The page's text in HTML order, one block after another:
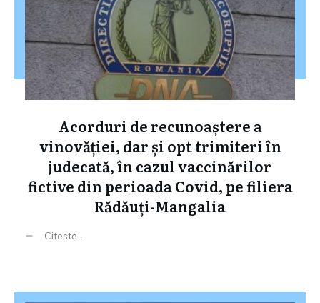
Acorduri de recunoaștere a
vinovăției, dar și opt trimiteri în
judecată, în cazul vaccinărilor
fictive din perioada Covid, pe filiera
Rădăuți-Mangalia
Citeste ...